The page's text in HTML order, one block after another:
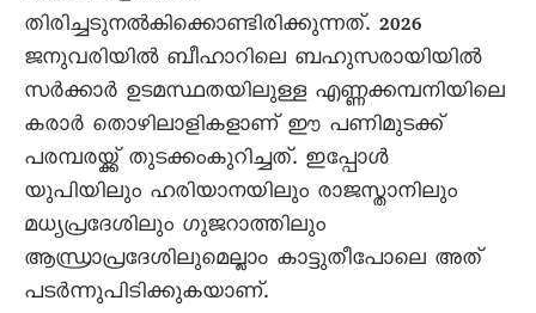
തിരിച്ചടുനൽകിക്കൊണ്ടിരിക്കുന്നത്. 2026
ജനുവരിയിൽ ബീഹാറിലെ ബഹുസരായിയിൽ
സർക്കാർ ഉടമസ്ഥതയിലുള്ള എണ്ണക്കമ്പനിയിലെ
കരാർ തൊഴിലാളികളാണ് ഈ പണിമുടക്ക്
പരമ്പരയ്ക്ക് തുടക്കംകുറിച്ചത്. ഇപ്പോൾ
യുപിയിലും ഹരിയാനയിലും രാജസ്താനിലും
മധ്യപ്രദേശിലും ഗുജറാത്തിലും
ആന്ധ്രാപ്രദേശിലുമെല്ലാം കാട്ടുതീപോലെ അത്
പടർന്നുപിടിക്കുകയാണ്.